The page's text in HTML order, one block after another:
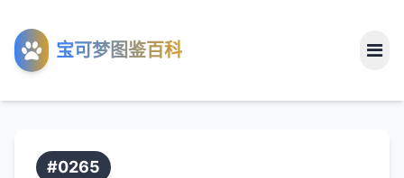
宝可梦图鉴百科
工具
关于
#0265